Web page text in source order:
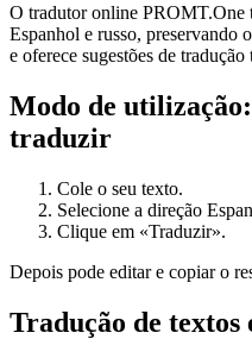
O tradutor online PROMT.One
Espanhol e russo, preservando
e oferece sugestões de
Modo de utilização:
traduzir
Cole o seu texto.
Selecione a direção
Clique em «Traduzir».
Depois pode editar e copiar o
Tradução de textos